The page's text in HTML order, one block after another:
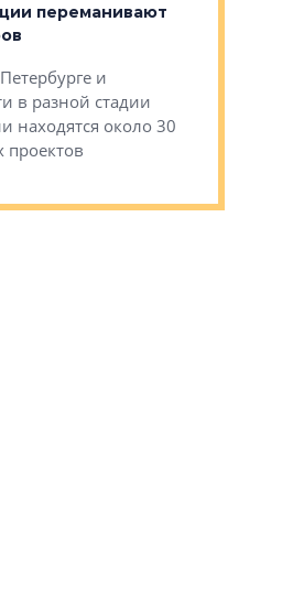
переманивают
и
в разной стадии
находятся около 30
проектов